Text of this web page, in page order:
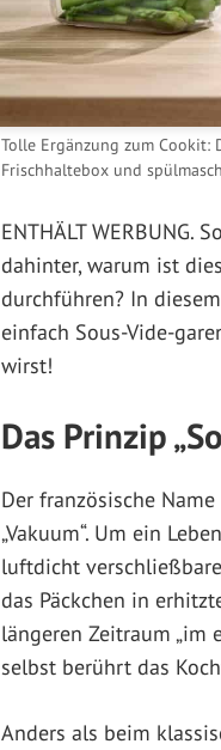
Tolle Ergänzung zum Cookit:
Frischhaltebox und
ENTHÄLT WERBUNG.
dahinter, warum ist
durchführen? In
einfach Sous-Vide-
wirst!
Das Prinzip
Der französische
„Vakuum“. Um ein
luftdicht
das Päckchen in
längeren Zeitraum „im
selbst berührt das
Anders als beim